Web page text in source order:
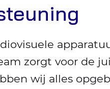
zorgt voor de
wij alles